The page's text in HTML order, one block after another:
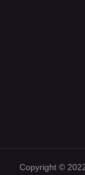
Copyright ©